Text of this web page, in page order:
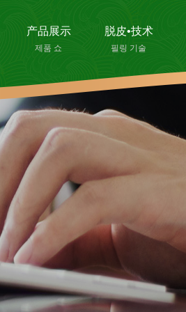
产品展示
제품 쇼
脱皮•技术
필링 기술